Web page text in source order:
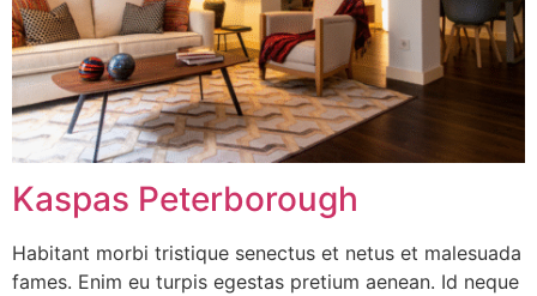
Kaspas Peterborough
Habitant morbi tristique senectus et netus et malesuada
fames. Enim eu turpis egestas pretium aenean. Id neque